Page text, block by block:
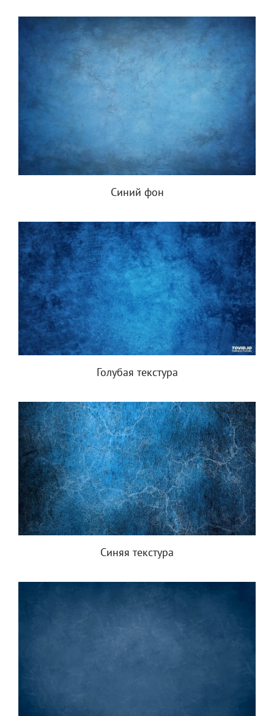
Синий фон
Голубая текстура
Синяя текстура